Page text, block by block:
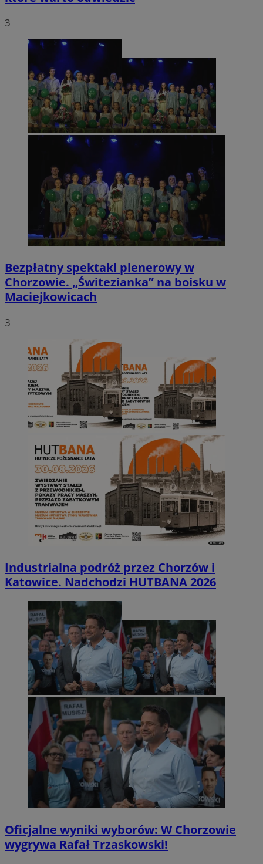
3
Bezpłatny spektakl plenerowy w
Chorzowie. „Świtezianka” na boisku w
Maciejkowicach
3
Industrialna podróż przez Chorzów i
Katowice. Nadchodzi HUTBANA 2026
Oficjalne wyniki wyborów: W Chorzowie
wygrywa Rafał Trzaskowski!